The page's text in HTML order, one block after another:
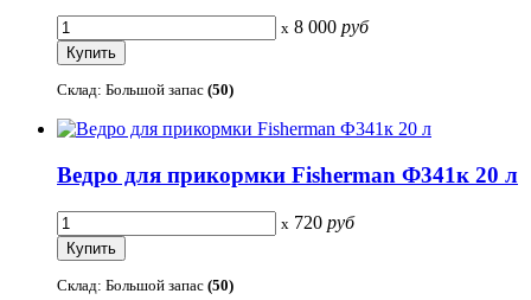
x 8 000 руб
Склад: Большой запас (50)
Ведро для прикормки Fisherman Ф341к 20 л
x 720 руб
Склад: Большой запас (50)